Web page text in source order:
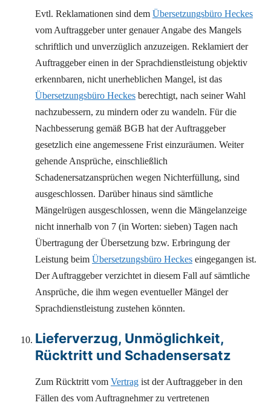
Evtl. Reklamationen sind dem Übersetzungsbüro Heckes
vom Auftraggeber unter genauer Angabe des Mangels
schriftlich und unverzüglich anzuzeigen. Reklamiert der
Auftraggeber einen in der Sprachdienstleistung objektiv
erkennbaren, nicht unerheblichen Mangel, ist das
Übersetzungsbüro Heckes berechtigt, nach seiner Wahl
nachzubessern, zu mindern oder zu wandeln. Für die
Nachbesserung gemäß BGB hat der Auftraggeber
gesetzlich eine angemessene Frist einzuräumen. Weiter
gehende Ansprüche, einschließlich
Schadenersatzansprüchen wegen Nichterfüllung, sind
ausgeschlossen. Darüber hinaus sind sämtliche
Mängelrügen ausgeschlossen, wenn die Mängelanzeige
nicht innerhalb von 7 (in Worten: sieben) Tagen nach
Übertragung der Übersetzung bzw. Erbringung der
Leistung beim Übersetzungsbüro Heckes eingegangen ist.
Der Auftraggeber verzichtet in diesem Fall auf sämtliche
Ansprüche, die ihm wegen eventueller Mängel der
Sprachdienstleistung zustehen könnten.
Lieferverzug, Unmöglichkeit,
Rücktritt und Schadensersatz
Zum Rücktritt vom Vertrag ist der Auftraggeber in den
Fällen des vom Auftragnehmer zu vertretenen